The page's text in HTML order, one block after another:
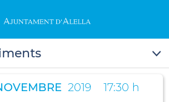
2019 17:30 h